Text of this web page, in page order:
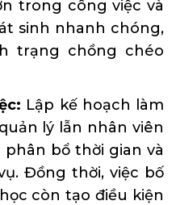
trong công việc và
sinh nhanh chóng,
trạng chồng chéo
Lập kế hoạch làm
lý lẫn nhân viên
bổ thời gian và
Đồng thời, việc bố
còn tạo điều kiện